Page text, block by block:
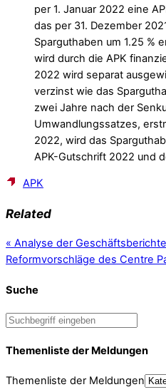
per 1. Januar 2022 eine
das per 31. Dezember
Sparguthaben um 1.25 %
wird durch die APK
2022 wird separat
verzinst wie das
zwei Jahre nach der
Umwandlungssatzes,
2022, wird das
APK-Gutschrift 2022 und
APK
Related
« Analyse der
Reformvorschläge des Centre
Suche
Themenliste der Meldungen
Themenliste der Meldungen